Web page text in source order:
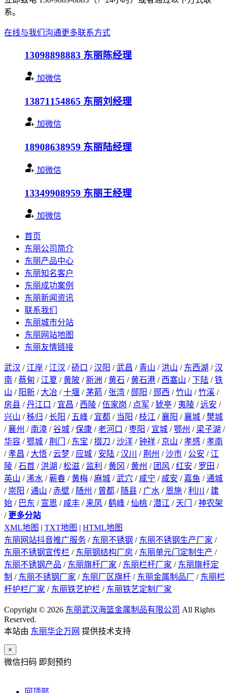
系。
在线与我们沟通更多联系方式
13098898883 东丽陈经理
加微信
13871154865 东丽刘经理
加微信
18908638959 东丽陆经理
加微信
13349908959 东丽王经理
加微信
首页
东丽公司简介
东丽产品中心
东丽知名客户
东丽成功案例
东丽新闻资讯
联系我们
东丽城市分站
东丽网站地图
东丽友情链接
武汉 / 江岸 / 江汉 /硚口 /汉阳 /武昌 / 青山 / 洪山 / 东西湖 /汉
南 /蔡甸 / 江夏 /黄陂 /新洲 /黄石 /黄石港 / 西塞山 /下陆 /铁
山 / 阳新 / 大冶 /十堰 /茅箭 / 张湾 / 郧阳 / 郧西 /竹山 /竹溪 /
房县 /丹江口 / 宜昌 / 西陵 /伍家岗 / 点军 /猇亭 / 夷陵 /远安 /
兴山 /秭归 /长阳 / 五峰 / 宜都 / 当阳 /枝江 /襄阳 /襄城 /樊城
/襄州 / 南漳 /谷城 /保康 /老河口 /枣阳 / 宜城 /鄂州 / 梁子湖 /
华容 /鄂城 /荆门 / 东宝 /掇刀 /沙洋 /钟祥 / 京山 /孝感 /孝南
/孝昌 / 大悟 /云梦 / 应城 / 安陆 /汉川 /荆州 /沙市 / 公安 / 江
陵 /石首 / 洪湖 /松滋 / 监利 /黄冈 /黄州 / 团风 /红安 / 罗田 /
英山 /浠水 /蕲春 /黄梅 / 麻城 /武穴 / 咸宁 / 咸安 / 嘉鱼 /通城
/ 崇阳 /通山 /赤壁 / 随州 / 曾都 / 随县 / 广水 / 恩施 /利川 / 建
始 / 巴东 / 宣恩 / 咸丰 / 来凤 /鹤峰 /仙桃 /潜江 / 天门 /神农架
/ 更多分站
XML地图 | TXT地图 | HTML地图
东丽网站抖音推广服务 / 东丽不锈钢 / 东丽不锈钢生产厂家 /
东丽不锈钢宣传栏 / 东丽钢结构厂房 / 东丽单元门定制生产 /
东丽不锈钢产品 / 东丽旗杆厂家 / 东丽栏杆厂家 / 东丽旗杆定
制 / 东丽不锈钢厂家 / 东丽厂区旗杆 / 东丽金属制品厂 / 东丽栏
杆护栏厂家 / 东丽铁艺护栏 / 东丽铁艺定制厂家
Copyright © 2026 东丽武汉海篮金属制品有限公司 All Rights
Reserved.
本站由 东丽华企万网 提供技术支持
×
微信扫码 即刻预约